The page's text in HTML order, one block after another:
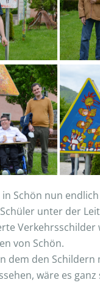
Schön nun
unter der
von Schön.
in dem den
wäre es